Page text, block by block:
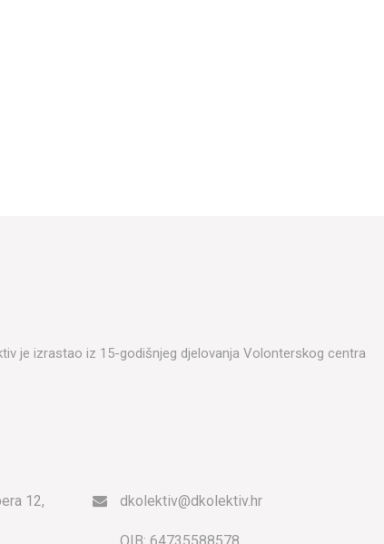
je izrastao iz 15-godišnjeg djelovanja Volonterskog centra
12,
dkolektiv@dkolektiv.hr